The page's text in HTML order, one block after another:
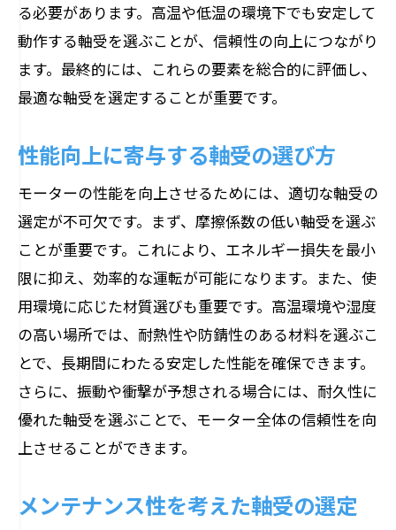
る必要があります。高温や低温の環境下でも安定して
動作する軸受を選ぶことが、信頼性の向上につながり
ます。最終的には、これらの要素を総合的に評価し、
最適な軸受を選定することが重要です。
性能向上に寄与する軸受の選び方
モーターの性能を向上させるためには、適切な軸受の
選定が不可欠です。まず、摩擦係数の低い軸受を選ぶ
ことが重要です。これにより、エネルギー損失を最小
限に抑え、効率的な運転が可能になります。また、使
用環境に応じた材質選びも重要です。高温環境や湿度
の高い場所では、耐熱性や防錆性のある材料を選ぶこ
とで、長期間にわたる安定した性能を確保できます。
さらに、振動や衝撃が予想される場合には、耐久性に
優れた軸受を選ぶことで、モーター全体の信頼性を向
上させることができます。
メンテナンス性を考えた軸受の選定